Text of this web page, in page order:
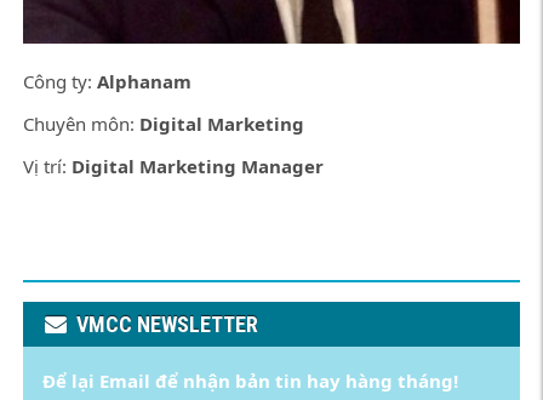
Công ty: Alphanam
Chuyên môn: Digital Marketing
Vị trí: Digital Marketing Manager
VMCC NEWSLETTER
Để lại Email để nhận bản tin hay hàng tháng!